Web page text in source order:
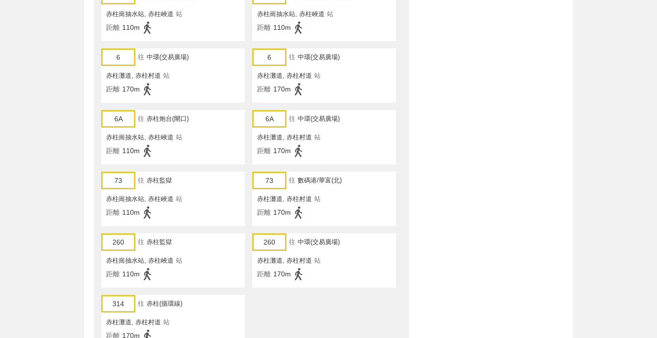
赤柱崗抽水站, 赤柱峽道 站
距離 110m
赤柱崗抽水站, 赤柱峽道 站
距離 110m
6 往 中環(交易廣場)
赤柱灘道, 赤柱村道 站
距離 170m
6 往 中環(交易廣場)
赤柱灘道, 赤柱村道 站
距離 170m
6A 往 赤柱炮台(閘口)
赤柱崗抽水站, 赤柱峽道 站
距離 110m
6A 往 中環(交易廣場)
赤柱灘道, 赤柱村道 站
距離 170m
73 往 赤柱監獄
赤柱崗抽水站, 赤柱峽道 站
距離 110m
73 往 數碼港/華富(北)
赤柱灘道, 赤柱村道 站
距離 170m
260 往 赤柱監獄
赤柱崗抽水站, 赤柱峽道 站
距離 110m
260 往 中環(交易廣場)
赤柱灘道, 赤柱村道 站
距離 170m
314 往 赤柱(循環線)
赤柱灘道, 赤柱村道 站
距離 170m